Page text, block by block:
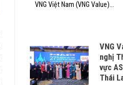
VNG Việt Nam (VNG Value)...
VNG
nghị
vực
Thái